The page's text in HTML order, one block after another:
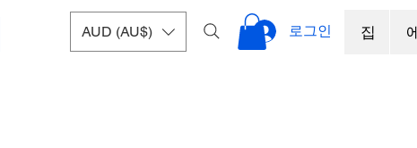
AUD (AU$) 로그인 집